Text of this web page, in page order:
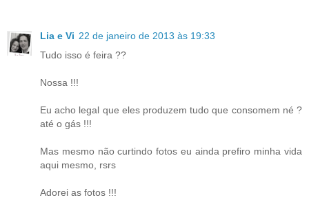
Lia e Vi 22 de janeiro de 2013 às 19:33
Tudo isso é feira ??
Nossa !!!
Eu acho legal que eles produzem tudo que consomem né ?
até o gás !!!
Mas mesmo não curtindo fotos eu ainda prefiro minha vida
aqui mesmo, rsrs
Adorei as fotos !!!